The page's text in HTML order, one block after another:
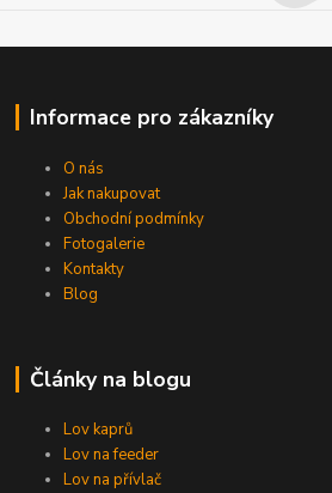
Informace pro zákazníky
O nás
Jak nakupovat
Obchodní podmínky
Fotogalerie
Kontakty
Blog
Články na blogu
Lov kaprů
Lov na feeder
Lov na přívlač